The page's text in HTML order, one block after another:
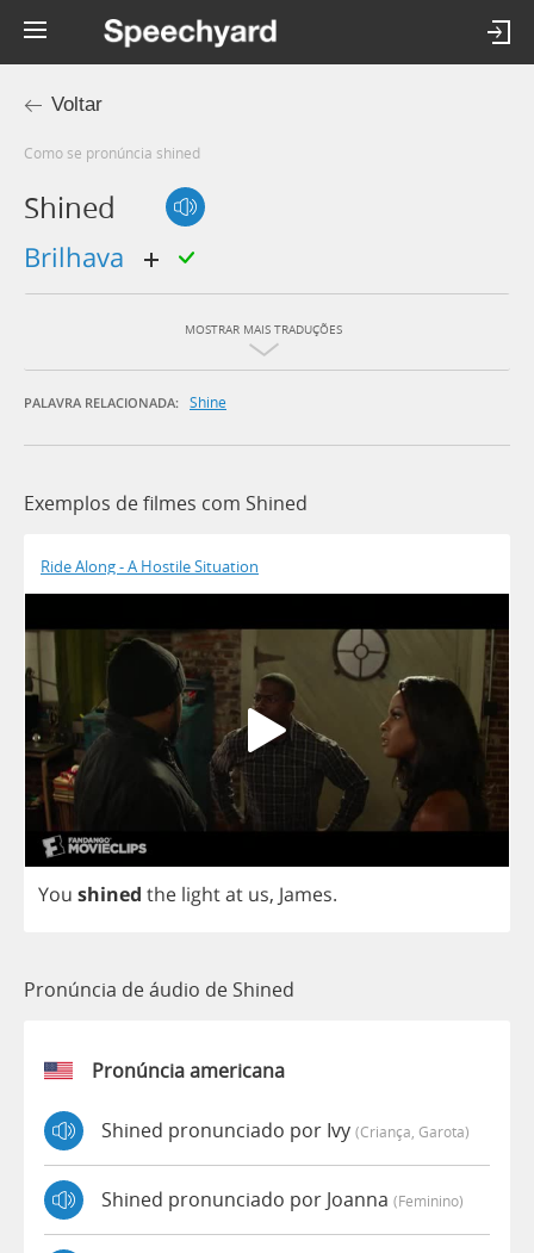
Voltar
Como se pronúncia shined
Shined
brilhava
MOSTRAR MAIS TRADUÇÕES
PALAVRA RELACIONADA: Shine
Exemplos de filmes com Shined
Ride Along - A Hostile Situation
You shined the lightat us, James.
Pronúncia de áudio de Shined
Pronúncia americana
Shined pronunciado por Ivy (criança, Garota)
Shined pronunciado por Joanna (feminino)